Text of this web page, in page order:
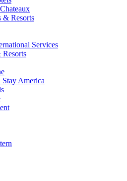
& Resorts
Services
America